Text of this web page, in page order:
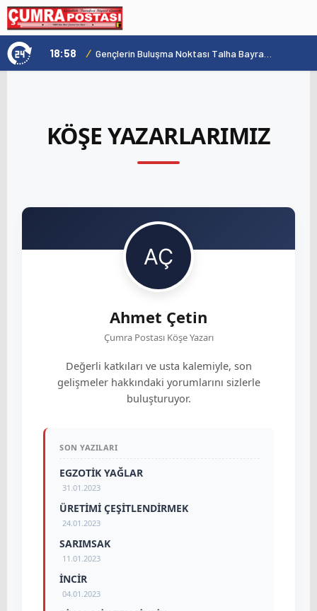
Konya'nın Zengin Mutfağı GastroFest'te Tanıtılacak 18:58 /
KÖŞE YAZARLARIMIZ
Ahmet Çetin
Çumra Postası Köşe Yazarı
Değerli katkıları ve usta kalemiyle, son
gelişmeler hakkındaki yorumlarını sizlerle
buluşturuyor.
SON YAZILARI
EGZOTİK YAĞLAR
31.01.2023
ÜRETİMİ ÇEŞİTLENDİRMEK
24.01.2023
SARIMSAK
11.01.2023
İNCİR
04.01.2023